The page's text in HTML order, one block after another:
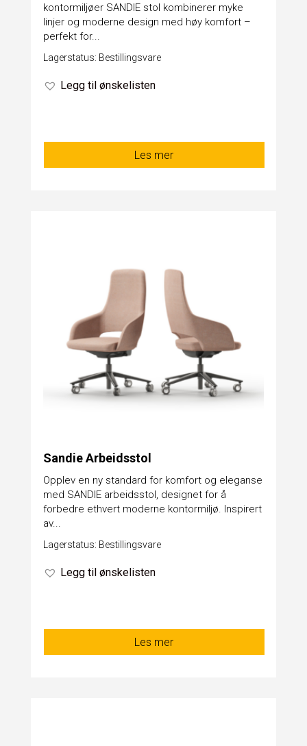
kontormiljøer SANDIE stol kombinerer myke
linjer og moderne design med høy komfort –
perfekt for...
Lagerstatus: Bestillingsvare
Legg til ønskelisten
Les mer
Sandie Arbeidsstol
​Opplev en ny standard for komfort og eleganse
med SANDIE arbeidsstol, designet for å
forbedre ethvert moderne kontormiljø. Inspirert
av...
Lagerstatus: Bestillingsvare
Legg til ønskelisten
Les mer